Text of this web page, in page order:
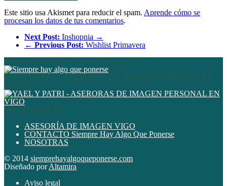
Este sitio usa Akismet para reducir el spam. Aprende cómo se
procesan los datos de tus comentarios.
Next Post: Inshopnia →
← Previous Post: Wishlist Primavera
Asesoría de imagen – Personal shopper Vigo
PATRI Y YAEL – ASERORAS DE IMAGEN PERSONAL EN
VIGO
INFORMACIÓN
ASESORÍA DE IMAGEN VIGO
CONTACTO Siempre Hay Algo Que Ponerse
NOSOTRAS
© 2014 siemprehayalgoqueponerse.com
Diseñado porAltamira
Aviso legal